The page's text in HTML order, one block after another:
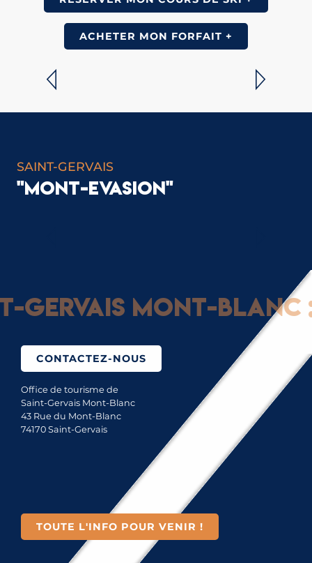
ACHETER MON FORFAIT +
SAINT-GERVAIS
"MONT-EVASION"
Mont-Blanc :
CONTACTEZ-NOUS
Office de tourisme de
Saint-Gervais Mont-Blanc
43 Rue du Mont-Blanc
74170 Saint-Gervais
TOUTE L'INFO POUR VENIR !